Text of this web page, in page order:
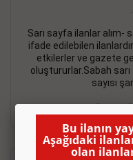
Sarı sayfa ilanlar alım-
ifade edilebilen
etkilerler ve gazete
oluştururlar.Sabah
sayısı
Detaylı
Bu ilanın
Aşağıdaki
olan